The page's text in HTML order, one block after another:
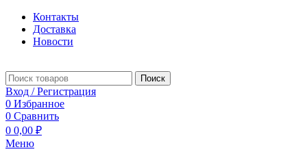
Контакты
Доставка
Новости
Поиск
Вход / Регистрация
0 Избранное
0 Сравнить
0 0,00 ₽
Меню